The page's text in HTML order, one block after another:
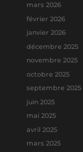
mars 2026
février 2026
janvier 2026
décembre 2025
novembre 2025
octobre 2025
septembre 2025
juin 2025
mai 2025
avril 2025
mars 2025